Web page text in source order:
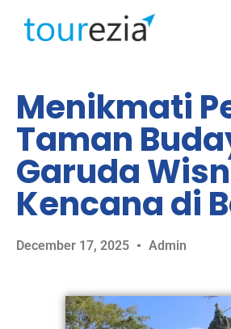
Menikmati
Taman
Garuda
Kencana di
December 17, 2025 Admin